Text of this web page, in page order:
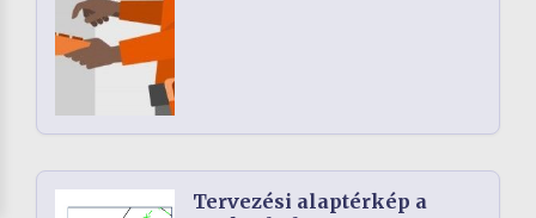
Tervezési alaptérkép a